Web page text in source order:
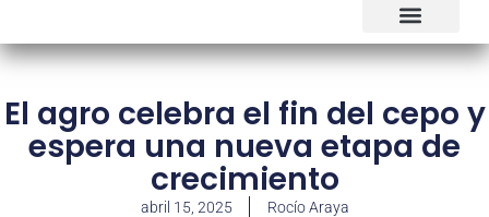
El agro celebra el fin del cepo y
espera una nueva etapa de
crecimiento
abril 15, 2025 Rocío Araya